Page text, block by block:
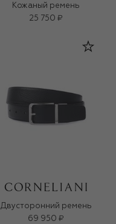
Кожаный ремень
25 750 ₽
Двусторонний ремень
69 950 ₽